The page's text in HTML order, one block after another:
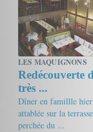
LES MAQUIGNONS
Redécouverte
très ...
Dîner en famillle
attablée sur la terrasse
perchée du ...